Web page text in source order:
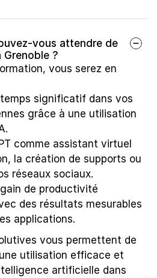
vous attendre de
?
vous serez en
significatif dans vos
grâce à une utilisation
comme assistant virtuel
la création de supports ou
réseaux sociaux.
gain de productivité
des résultats mesurables
applications.
vous permettent de
utilisation efficace et
artificielle dans